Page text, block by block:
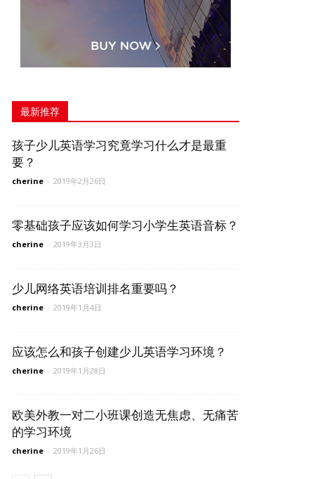
最新推荐
孩子少儿英语学习究竟学习什么才是最重
要？
cherine - 2019年2月26日
零基础孩子应该如何学习小学生英语音标？
cherine - 2019年3月3日
少儿网络英语培训排名重要吗？
cherine - 2019年1月4日
应该怎么和孩子创建少儿英语学习环境？
cherine - 2019年1月28日
欧美外教一对二小班课创造无焦虑、无痛苦
的学习环境
cherine - 2019年1月26日